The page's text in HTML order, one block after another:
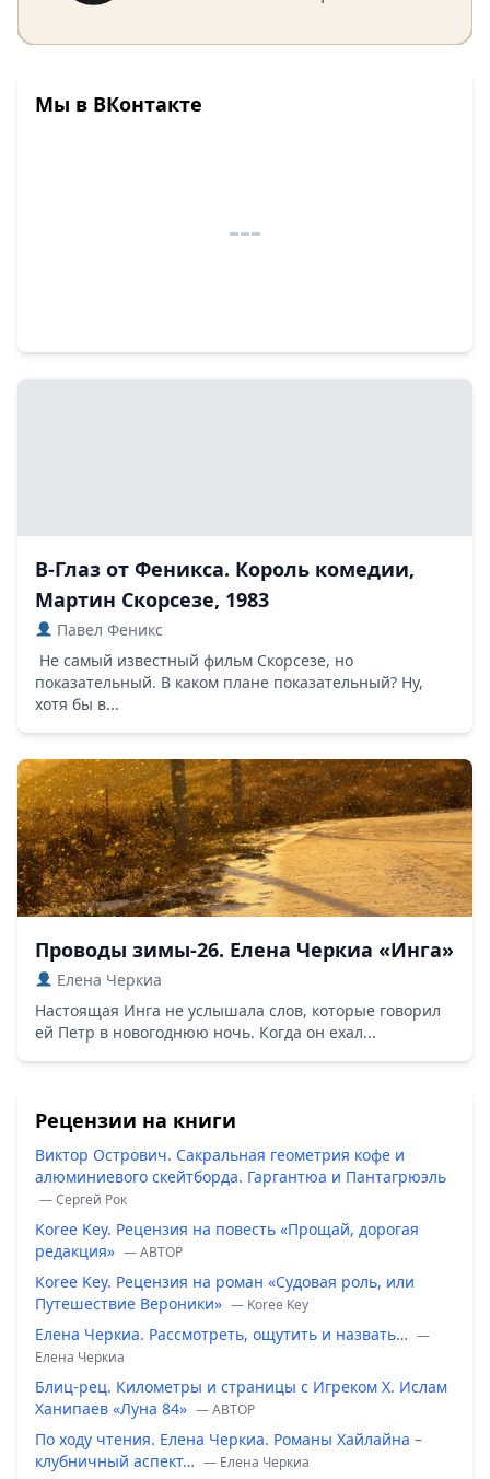
В-Глаз от Феникса. Король комедии,
Мартин Скорсезе, 1983
Павел Феникс
Не самый известный фильм Скорсезе, но
показательный. В каком плане показательный? Ну,
хотя бы в...
Проводы зимы-26. Елена Черкиа «Инга»
Елена Черкиа
Настоящая Инга не услышала слов, которые говорил
ей Петр в новогоднюю ночь. Когда он ехал...
Рецензии на книги
Виктор Острович. Сакральная геометрия кофе и
алюминиевого скейтборда. Гаргантюа и Пантагрюэль
— Сергей Рок
Koree Key. Рецензия на повесть «Прощай, дорогая
редакция» — ABTOP
Koree Key. Рецензия на роман «Судовая роль, или
Путешествие Вероники» — Koree Key
Елена Черкиа. Рассмотреть, ощутить и назвать… —
Елена Черкиа
Блиц-рец. Километры и страницы с Игреком Х. Ислам
Ханипаев «Луна 84» — ABTOP
По ходу чтения. Елена Черкиа. Романы Хайлайна –
клубничный аспект… — Елена Черкиа
Мы в ВКонтакте